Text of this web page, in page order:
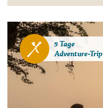
5 Tage
Adventure-Trip